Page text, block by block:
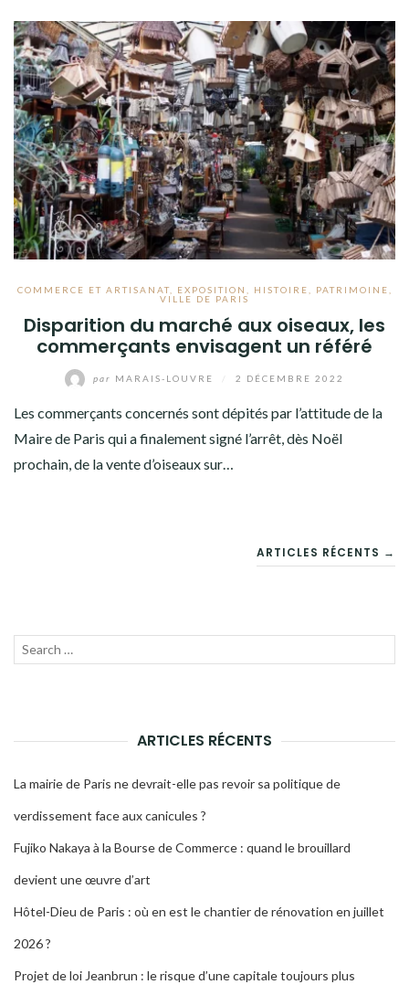
COMMERCE ET ARTISANAT, EXPOSITION HISTOIRE PATRIMOINE
VILLE DE PARIS
Disparition du marché aux oiseaux, les
commerçants envisagent un référé
par MARAIS-LOUVRE 2 DÉCEMBRE 2022
Les commerçants concernés sont dépités par l’attitude de la
Maire de Paris qui a finalement signé l’arrêt, dès Noël
prochain, de la vente d’oiseaux sur…
ARTICLES
ARTICLES RÉCENTS →
Recherche
ARTICLES RÉCENTS
La mairie de Paris ne devrait-elle pas revoir sa politique de
verdissement face aux canicules ?
Fujiko Nakaya à la Bourse de Commerce : quand le brouillard
devient une œuvre d’art
Hôtel-Dieu de Paris : où en est le chantier de rénovation en juillet
2026 ?
Projet de loi Jeanbrun : le risque d’une capitale toujours plus